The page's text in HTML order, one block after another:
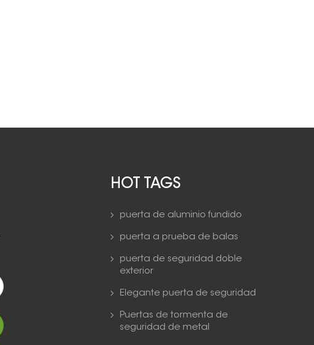
HOT TAGS
puerta de aluminio fundido
puerta a prueba de balas
puerta de seguridad doble
exterior
Elegante puerta de seguridad
Puertas de tormenta de
seguridad de metal